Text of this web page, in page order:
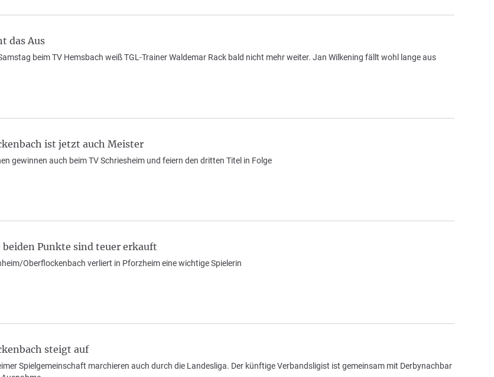
das Aus
beim TV Hemsbach weiß TGL-Trainer Waldemar Rack bald nicht mehr weiter. Jan Wilkening fällt wohl lange aus
ist jetzt auch Meister
gewinnen auch beim TV Schriesheim und feiern den dritten Titel in Folge
beiden Punkte sind teuer erkauft
Oberflockenbach verliert in Pforzheim eine wichtige Spielerin
steigt auf
Spielgemeinschaft marchieren auch durch die Landesliga. Der künftige Verbandsligist ist gemeinsam mit Derbynachbar